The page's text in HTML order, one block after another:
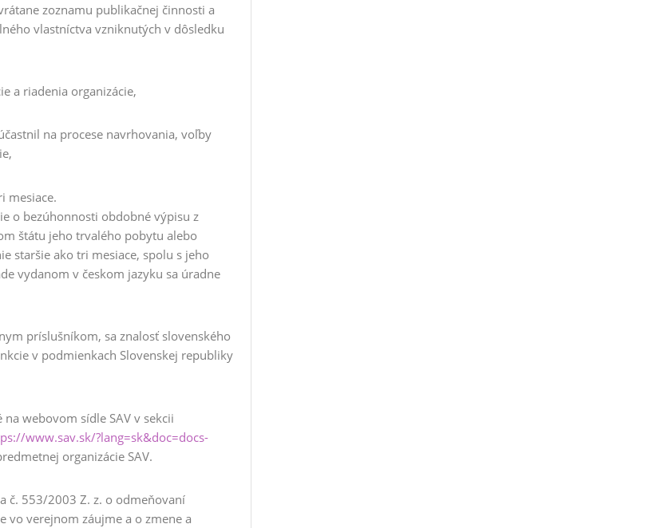
zoznamu publikačnej činnosti a
vlastníctva vzniknutých v dôsledku
a riadenia organizácie,
na procese navrhovania, voľby
mesiace.
o bezúhonnosti obdobné výpisu z
štátu jeho trvalého pobytu alebo
staršie ako tri mesiace, spolu s jeho
vydanom v českom jazyku sa úradne
príslušníkom, sa znalosť slovenského
v podmienkach Slovenskej republiky
na webovom sídle SAV v sekcii
www.sav.sk/?lang=sk&doc=docs-
organizácie SAV.
č. 553/2003 Z. z. o odmeňovaní
vo verejnom záujme a o zmene a